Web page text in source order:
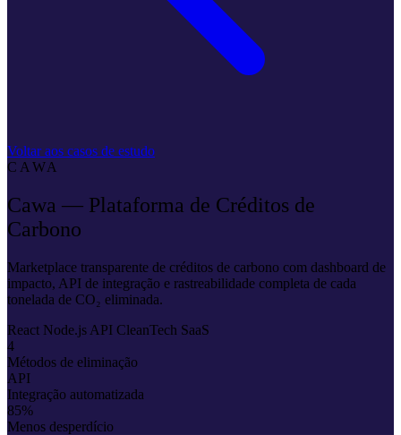
Voltar aos casos de estudo
CAWA
Cawa — Plataforma de Créditos de
Carbono
Marketplace transparente de créditos de carbono com dashboard de
impacto, API de integração e rastreabilidade completa de cada
tonelada de CO₂ eliminada.
React Node.js API CleanTech SaaS
4
Métodos de eliminação
API
Integração automatizada
85%
Menos desperdício